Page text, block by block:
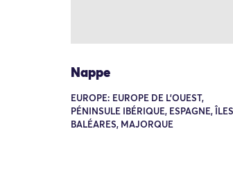
Nappe
EUROPE: EUROPE DE L'OUEST,
PÉNINSULE IBÉRIQUE, ESPAGNE, ÎLES
BALÉARES, MAJORQUE